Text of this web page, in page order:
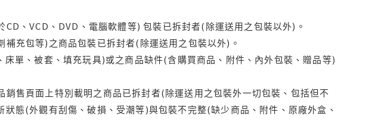
、VCD、DVD、電腦軟體等) 包裝已拆封者(除運送用之包裝以外)。
充包等)之商品包裝已拆封者(除運送用之包裝以外)。
單、被套、填充玩具)或之商品缺件(含購買商品、附件、內外包裝、贈品等)
售頁面上特別載明之商品已拆封者(除運送用之包裝外一切包裝、包括但不
態(外觀有刮傷、破損、受潮等)與包裝不完整(缺少商品、附件、原廠外盒、